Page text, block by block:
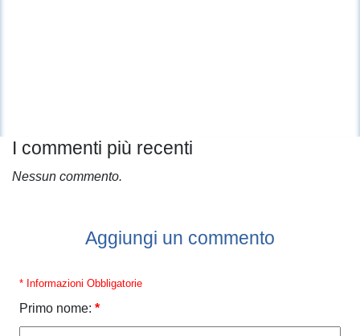
I commenti più recenti
Nessun commento.
Aggiungi un commento
* Informazioni Obbligatorie
Primo nome: *